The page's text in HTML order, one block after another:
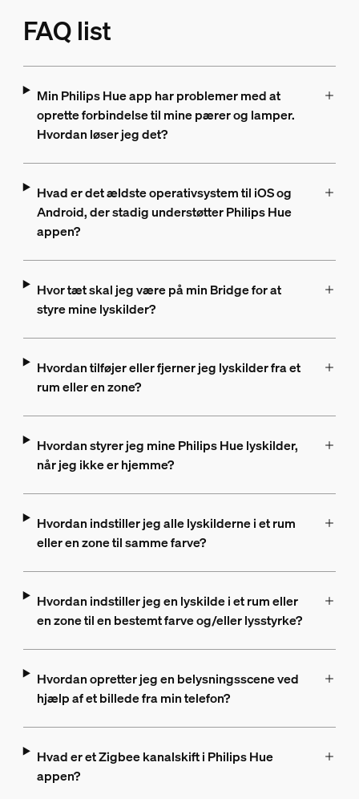
FAQ list
Min Philips Hue app har problemer med at
oprette forbindelse til mine pærer og lamper.
Hvordan løser jeg det?
Hvad er det ældste operativsystem til iOS og
Android, der stadig understøtter Philips Hue
appen?
Hvor tæt skal jeg være på min Bridge for at
styre mine lyskilder?
Hvordan tilføjer eller fjerner jeg lyskilder fra et
rum eller en zone?
Hvordan styrer jeg mine Philips Hue lyskilder,
når jeg ikke er hjemme?
Hvordan indstiller jeg alle lyskilderne i et rum
eller en zone til samme farve?
Hvordan indstiller jeg en lyskilde i et rum eller
en zone til en bestemt farve og/eller lysstyrke?
Hvordan opretter jeg en belysningsscene ved
hjælp af et billede fra min telefon?
Hvad er et Zigbee kanalskift i Philips Hue
appen?